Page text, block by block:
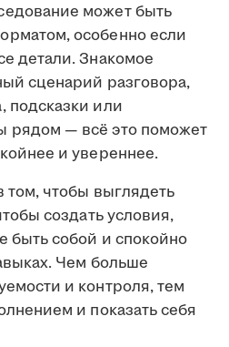
может быть
особенно если
детали. Знакомое
сценарий разговора,
подсказки или
рядом — всё это поможет
и увереннее.
том, чтобы выглядеть
создать условия,
быть собой и спокойно
Чем больше
и контроля, тем
и показать себя